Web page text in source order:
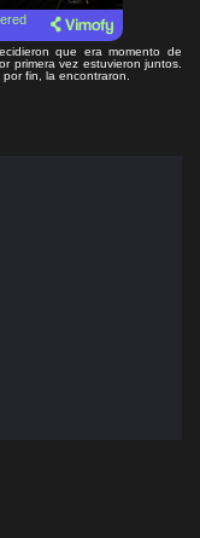
que era momento de
primera vez estuvieron juntos.
fin, la encontraron.